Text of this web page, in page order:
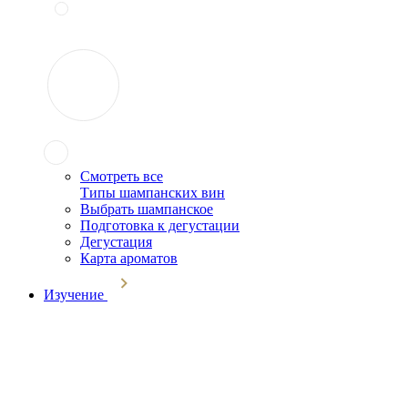
Смотреть все
Типы шампанских вин
Выбрать шампанское
Подготовка к дегустации
Дегустация
Карта ароматов
Изучение